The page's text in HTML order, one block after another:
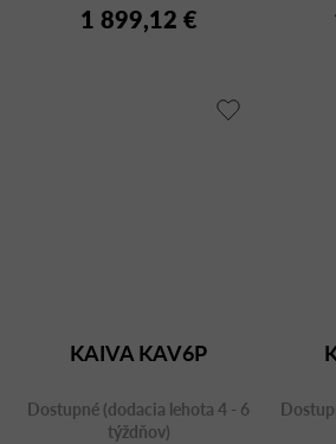
1 899,12 €
KAIVA KAV6P
Dostupné (dodacia lehota 4 - 6
týždňov)